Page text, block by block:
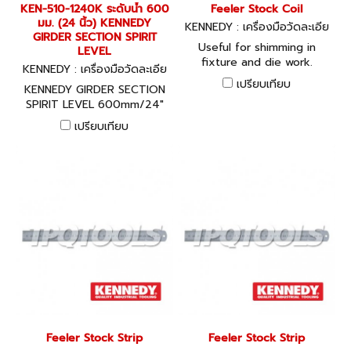
KEN-510-1240K ระดับน้ำ 600
มม. (24 นิ้ว) KENNEDY
GIRDER SECTION SPIRIT
LEVEL
KENNEDY : เครื่องมือวัดละเอีย
ด KEN-510-1240K
KENNEDY GIRDER SECTION
SPIRIT LEVEL 600mm/24"
เปรียบเทียบ
Feeler Stock Coil
KENNEDY : เครื่องมือวัดละเอีย
ด KEN-519-3030K, KEN-519-
0340K, KEN-519-3050K, KE
N-519-3100K, KEN-519-3200
K, KEN-519-3500K
Useful for shimming in
fixture and die work.
Supplied in a compact,
sturdy plastic rewindable
เปรียบเทียบ
Feeler Stock Strip
Feeler Stock Strip